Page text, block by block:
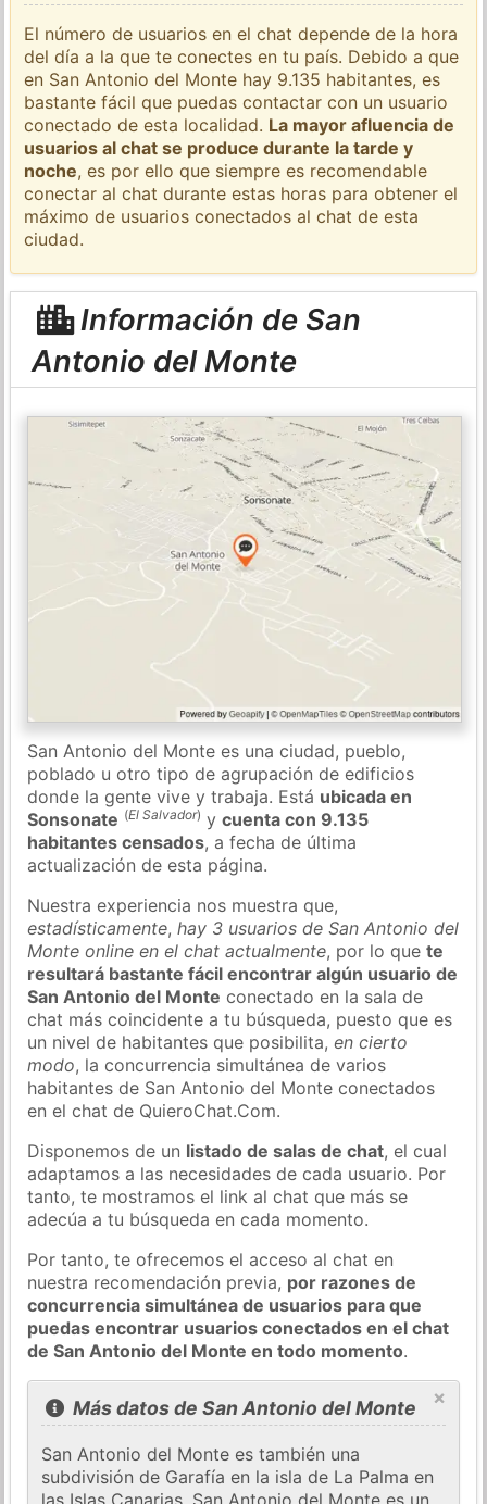
El número de usuarios en el chat depende de la hora
del día a la que te conectes en tu país. Debido a que
en San Antonio del Monte hay 9.135 habitantes, es
bastante fácil que puedas contactar con un usuario
conectado de esta localidad. La mayor afluencia de
usuarios al chat se produce durante la tarde y
noche, es por ello que siempre es recomendable
conectar al chat durante estas horas para obtener el
máximo de usuarios conectados al chat de esta
ciudad.
Información de San
Antonio del Monte
San Antonio del Monte es una ciudad, pueblo,
poblado u otro tipo de agrupación de edificios
donde la gente vive y trabaja. Está ubicada en
Sonsonate (El Salvador) ycuenta con 9.135
habitantes censados, a fecha de última
actualización de esta página.
Nuestra experiencia nos muestra que,
estadísticamente,hay 3 usuarios de San Antonio del
Monte online en el chat actualmente, por lo quete
resultará bastante fácil encontrar algún usuario de
San Antonio del Monte conectado en la sala de
chat más coincidente a tu búsqueda, puesto que es
un nivel de habitantes que posibilita,en cierto
modo, la concurrencia simultánea de varios
habitantes de San Antonio del Monte conectados
en el chat de QuieroChat.Com.
Disponemos de un listado de salas de chat, el cual
adaptamos a las necesidades de cada usuario. Por
tanto, te mostramos el link al chat que más se
adecúa a tu búsqueda en cada momento.
Por tanto, te ofrecemos el acceso al chat en
nuestra recomendación previa, por razones de
concurrencia simultánea de usuarios para que
puedas encontrar usuarios conectados en el chat
de San Antonio del Monte en todo momento.
×
Más datos de San Antonio del Monte
San Antonio del Monte es también una
subdivisión de Garafía en la isla de La Palma en